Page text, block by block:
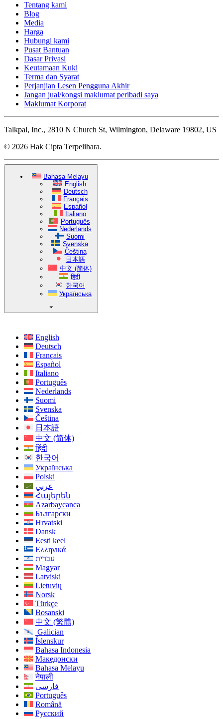
Tentang kami
Blog
Media
Harga
Hubungi kami
Pusat Bantuan
Dasar Privasi
Keutamaan Kuki
Terma dan Syarat
Perjanjian Lesen Pengguna Akhir
Jangan jual/kongsi maklumat peribadi saya
Maklumat Korporat
Talkpal, Inc., 2810 N Church St, Wilmington, Delaware 19802, US
© 2026 Hak Cipta Terpelihara.
Bahasa Melayu
English
Deutsch
Français
Español
Italiano
Português
Nederlands
Suomi
Svenska
Čeština
日本語
中文 (简体)
हिंदी
한국어
Українська
English
Deutsch
Français
Español
Italiano
Português
Nederlands
Suomi
Svenska
Čeština
日本語
中文 (简体)
हिंदी
한국어
Українська
Polski
عربي
Հայերեն
Azərbaycanca
Български
Hrvatski
Dansk
Eesti keel
Ελληνικά
עִברִית
Magyar
Latviski
Lietuvių
Norsk
Türkçe
Bosanski
中文 (繁體)
Galician
Íslenskur
Bahasa Indonesia
Македонски
Bahasa Melayu
नेपाली
فارسی
Português
Română
Русский